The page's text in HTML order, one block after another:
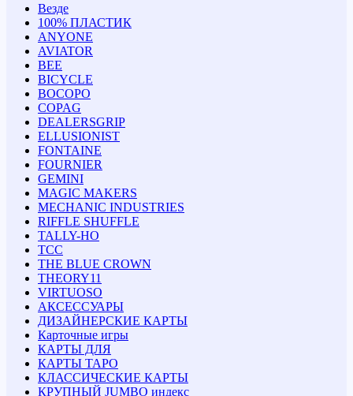
Везде
100% ПЛАСТИК
ANYONE
AVIATOR
BEE
BICYCLE
BOCOPO
COPAG
DEALERSGRIP
ELLUSIONIST
FONTAINE
FOURNIER
GEMINI
MAGIC MAKERS
MECHANIC INDUSTRIES
RIFFLE SHUFFLE
TALLY-HO
TCC
THE BLUE CROWN
THEORY11
VIRTUOSO
АКСЕССУАРЫ
ДИЗАЙНЕРСКИЕ КАРТЫ
Карточные игры
КАРТЫ ДЛЯ
КАРТЫ ТАРО
КЛАССИЧЕСКИЕ КАРТЫ
КРУПНЫЙ JUMBO индекс